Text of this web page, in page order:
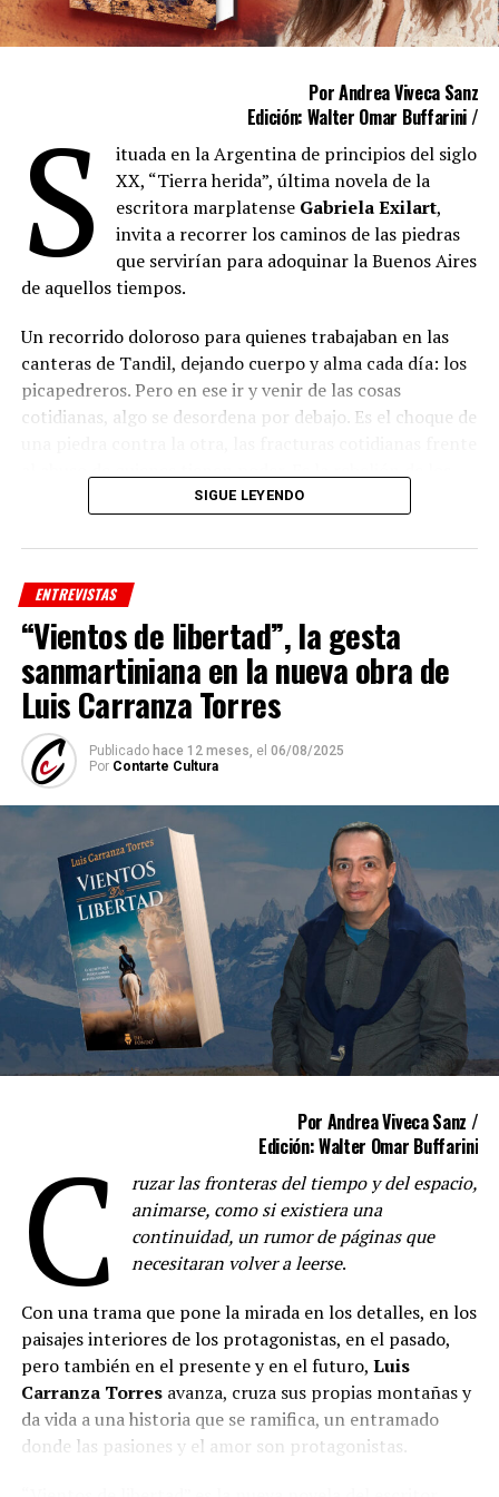
Por Andrea Viveca Sanz
Edición: Walter Omar Buffarini /
S
ituada en la Argentina de principios del siglo
XX, “Tierra herida”, última novela de la
escritora marplatense Gabriela Exilart,
invita a recorrer los caminos de las piedras
que servirían para adoquinar la Buenos Aires
de aquellos tiempos.
Un recorrido doloroso para quienes trabajaban en las
canteras de Tandil, dejando cuerpo y alma cada día: los
picapedreros. Pero en ese ir y venir de las cosas
cotidianas, algo se desordena por debajo. Es el choque de
que tienen hambre y buscan justicia. A pesar de todo, en
turbulencias también crece el amor.
protagonista de esta novela: la piedra. Esa piedra
que viaja desde las canteras de Tandil hacia Buenos
Aires para adoquinar sus calles. ¿Cómo llegaste al
escenario de origen y a hilvanar ese recorrido que va
desde su extracción como recurso hasta su
transformación final?
—Llegué a la historia de los picapedreros de casualidad,
cuando estaba investigando para mi novela anterior, “El
secreto de Azucena”. Me prestaron un libro sobre la
historia de Tandil, donde podría encontrar material
para abordar la matanza de Tata Dios, pero en lugar de
eso encontré el mundo de las canteras. Me pareció un
SIGUE LEYENDO
ENTREVISTAS
“Vientos de libertad”, la gesta
sanmartiniana en la nueva obra de
Luis Carranza Torres
Publicado hace 12 meses, el 06/08/2025
Por Contarte Cultura
Por Andrea Viveca Sanz /
Edición: Walter Omar Buffarini
C
ruzar las fronteras del tiempo y del espacio,
animarse, como si existiera una
continuidad, un rumor de páginas que
necesitaran volver a leerse.
Con una trama que pone la mirada en los detalles, en los
paisajes interiores de los protagonistas, en el pasado,
pero también en el presente y en el futuro, Luis
Carranza Torresavanza, cruza sus propias montañas y
da vida a una historia que se ramifica, un entramado
donde las pasiones y el amor son protagonistas.